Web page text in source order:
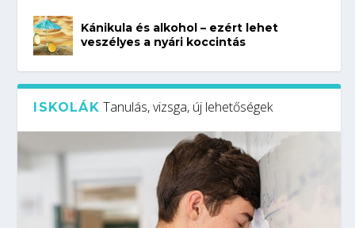
Kánikula és alkohol – ezért lehet
veszélyes a nyári koccintás
ISKOLÁK Tanulás, vizsga, új lehetőségek